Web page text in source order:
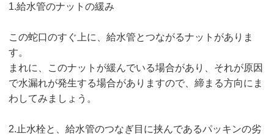
1.給水管のナットの緩み
この蛇口のすぐ上に、給水管とつながるナットがありま
す。
まれに、このナットが緩んでいる場合があり、それが原因
で水漏れが発生する場合がありますので、締まる方向にま
わしてみましょう。
2.止水栓と、給水管のつなぎ目に挟んであるパッキンの劣